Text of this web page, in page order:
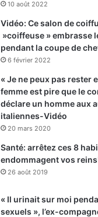
10 août 2022
Vidéo: Ce salon de
»coiffeuse » embrasse
pendant la coupe de
6 février 2022
« Je ne peux pas rester
femme est pire que le
déclare un homme aux
italiennes-Vidéo
20 mars 2020
Santé: arrêtez ces 8
endommagent vos
26 août 2019
« Il urinait sur moi
sexuels », l’ex-